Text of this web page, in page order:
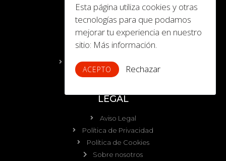
Calendario
Viajes y Eventos
Destination Yamaha Motor
Galeria de Fotos
4FEELING Yamaha Experience
YAMAHA RACING
LEGAL
Aviso Legal
Política de Privacidad
Política de Cookies
Sobre nosotros
Esta página utiliza cookies y otras
tecnologías para que podamos
mejorar tu experiencia en nuestro
sitio: Más información.
ACEPTO Rechazar